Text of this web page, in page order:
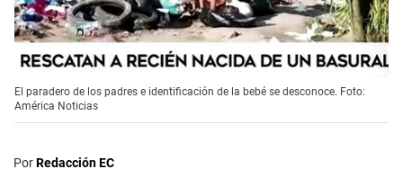
El paradero de los padres e identificación de la bebé se desconoce. Foto:
América Noticias
PorRedacción EC